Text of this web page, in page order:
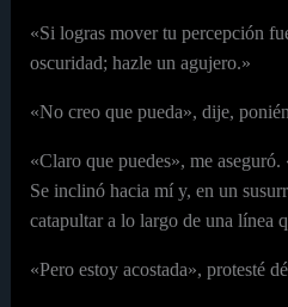
«Si logras mover tu percepción
oscuridad; hazle un agujero.»
«No creo que pueda», dije,
«Claro que puedes», me
Se inclinó hacia mí y, en un
catapultar a lo largo de una línea
«Pero estoy acostada», protesté